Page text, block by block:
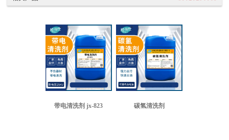
带电清洗剂 jx-823 碳氢清洗剂